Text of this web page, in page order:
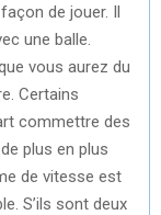
de jouer. Il
une balle.
vous aurez du
Certains
commettre des
plus en plus
de vitesse est
S’ils sont deux